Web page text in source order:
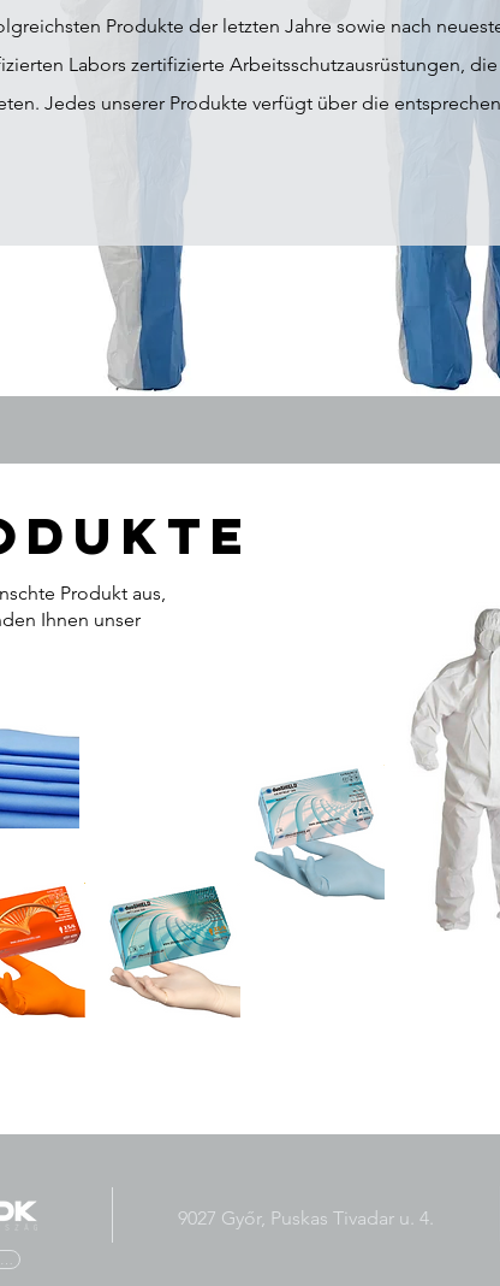
Produkte der letzten Jahre sowie nach
Labors zertifizierte Arbeitsschutzausrüstungen,
Jedes unserer Produkte verfügt über die
Produkt aus,
Ihnen unser
Datenschutzbeauftragter. Schneider.
9027 Győr, Puskas Tivadar u. 4.